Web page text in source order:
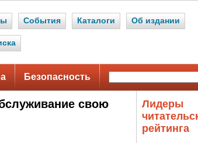
События Каталоги Об издании
Безопасность
свою
Лидеры
рейтинга